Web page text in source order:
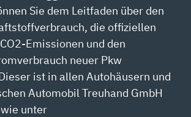
Sie dem Leitfaden über den
die offiziellen
Emissionen und den
neuer Pkw
ist in allen Autohäusern und
Automobil Treuhand GmbH
unter